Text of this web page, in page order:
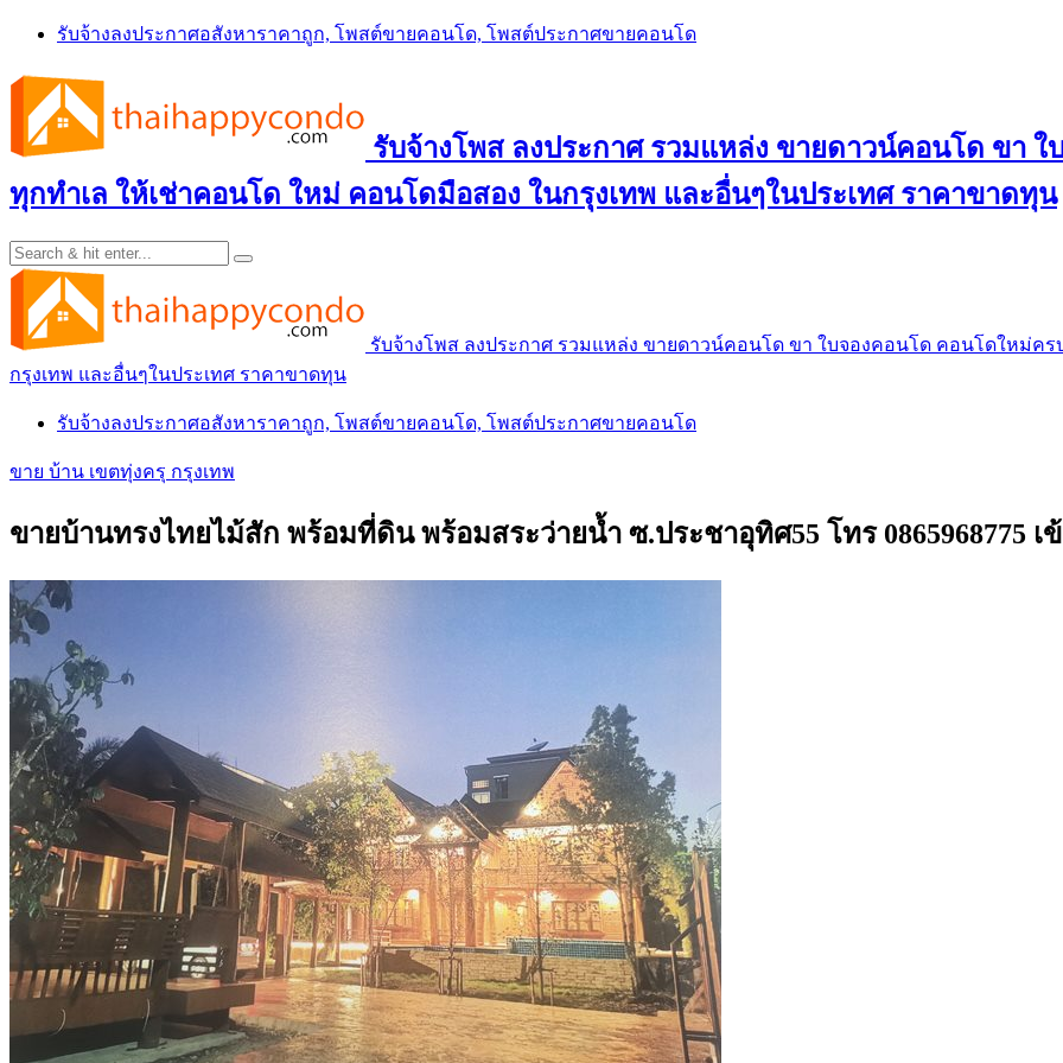
Skip
content
รับจ้างลงประกาศอสังหาราคาถูก, โพสต์ขายคอนโด, โพสต์ประกาศขายคอนโด
รับจ้างโพส ลงประกาศ รวมแหล่ง ขายดาวน์คอนโด ขา
ทุกทำเล ให้เช่าคอนโด ใหม่ คอนโดมือสอง ในกรุงเทพ และอื่นๆในประเทศ ราคาขาดทุน
รับจ้างโพส ลงประกาศ รวมแหล่ง ขายดาวน์คอนโด ขา ใบจองคอนโด คอนโดใหม่ค
กรุงเทพ และอื่นๆในประเทศ ราคาขาดทุน
รับจ้างลงประกาศอสังหาราคาถูก, โพสต์ขายคอนโด, โพสต์ประกาศขายคอนโด
ขาย บ้าน เขตทุ่งครุ กรุงเทพ
ขายบ้านทรงไทยไม้สัก พร้อมที่ดิน พร้อมสระว่ายน้ำ ซ.ประชาอุทิศ55 โทร 0865968775